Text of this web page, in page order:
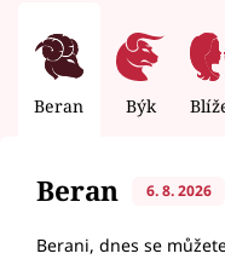
Beran Býk
Beran 6. 8. 2026
Berani, dnes se